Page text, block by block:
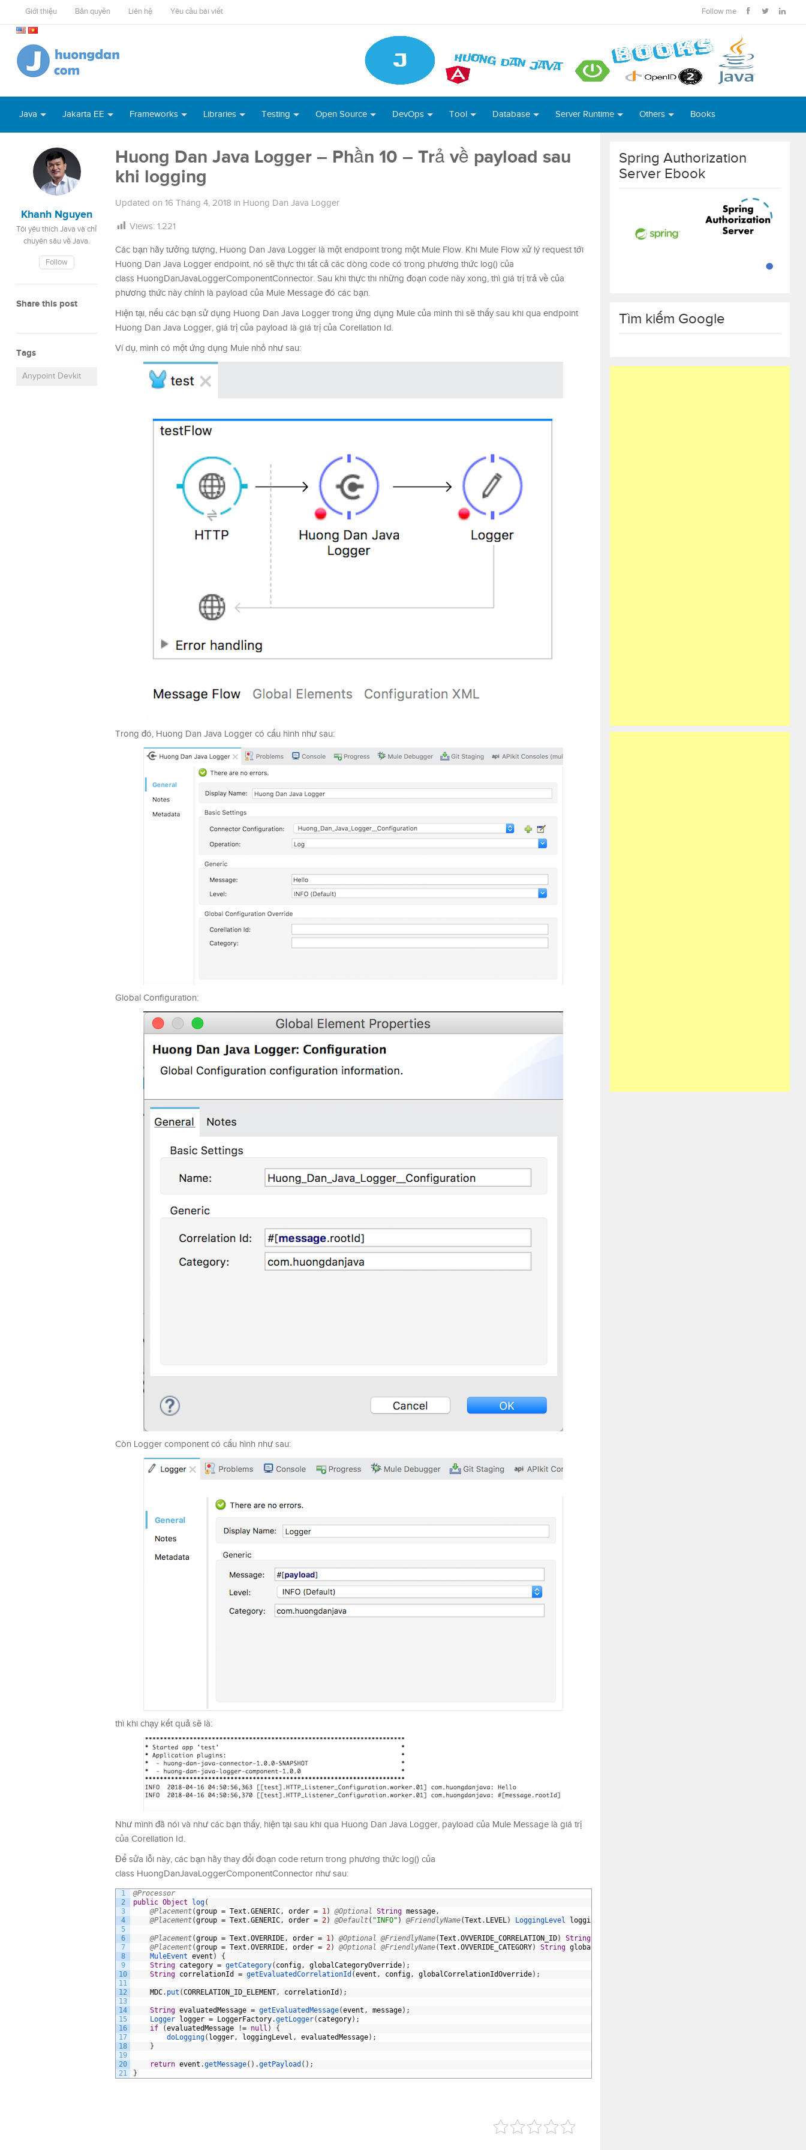
Giới thiệu Bản quyền Liên hệ Yêu cầu bài viết Follow me
Java Jakarta EE Frameworks Libraries Testing Open Source DevOps Tool Database Server Runtime Others Books
Khanh Nguyen
Tôi yêu thích Java và chỉ
chuyên sâu về Java.
Follow
Share this post
Tags
Anypoint Devkit
Huong Dan Java Logger – Phần 10 – Trả về payload sau
khi logging
Updated on 16 Tháng 4, 2018 in Huong Dan Java Logger
Views: 1.221
Các bạn hãy tưởng tượng, Huong Dan Java Logger là một endpoint trong một Mule Flow. Khi Mule Flow xử lý request tới
Huong Dan Java Logger endpoint, nó sẽ thực thi tất cả các dòng code có trong phương thức log() của
class HuongDanJavaLoggerComponentConnector. Sau khi thực thi những đoạn code này xong, thì giá trị trả về của
phương thức này chính là payload của Mule Message đó các bạn.
Hiện tại, nếu các bạn sử dụng Huong Dan Java Logger trong ứng dụng Mule của mình thì sẽ thấy sau khi qua endpoint
Huong Dan Java Logger, giá trị của payload là giá trị của Corellation Id.
Ví dụ, mình có một ứng dụng Mule nhỏ như sau:
Trong đó, Huong Dan Java Logger có cấu hình như sau:
Global Configuration:
Còn Logger component có cấu hình như sau:
thì khi chạy kết quả sẽ là:
Như mình đã nói và như các bạn thấy, hiện tại sau khi qua Huong Dan Java Logger, payload của Mule Message là giá trị
của Corellation Id.
Để sửa lỗi này, các bạn hãy thay đổi đoạn code return trong phương thức log() của
class HuongDanJavaLoggerComponentConnector như sau:
1
2
3
4
5
6
7
8
9
10
11
12
13
14
15
16
17
18
19
20
21
@Processor
public Object log(
@Placement(group = Text .GENERIC, order = 1) @Optional String message,
@Placement(group = Text .GENERIC, order = 2) @Default( "INFO" ) @FriendlyName(Text . LEVEL) LoggingLevel loggingLevel
@Placement(group = Text .OVERRIDE, order = 1) @Optional @FriendlyName(Text .OVVERIDE_CORRELATION_ID) String
@Placement(group = Text .OVERRIDE, order = 2) @Optional @FriendlyName(Text .OVVERIDE_CATEGORY) String globalCategoryOverride
MuleEvent event )
{
String category = getCategory( config, globalCategoryOverride) ;
String correlationId = getEvaluatedCorrelationId (event , config, globalCorrelationIdOverride) ;
MDC. put (CORRELATION_ID_ELEMENT, correlationId ) ;
String evaluatedMessage = getEvaluatedMessage(event , message) ;
Logger
logger = LoggerFactory.getLogger( category) ;
if
(evaluatedMessage != null )
{
doLogging( logger, loggingLevel , evaluatedMessage) ;
}
return event .getMessage( ) .getPayload ( ) ;
}
Spring Authorization
Server Ebook
Tìm kiếm Google